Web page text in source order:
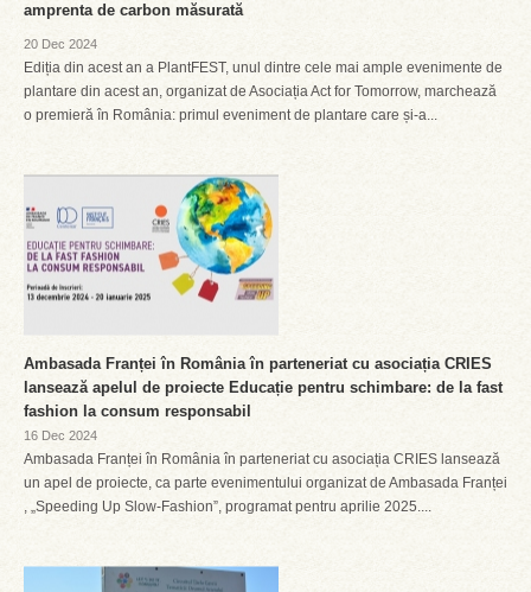
amprenta de carbon măsurată
20 Dec 2024
Ediția din acest an a PlantFEST, unul dintre cele mai ample evenimente de
plantare din acest an, organizat de Asociația Act for Tomorrow, marchează
o premieră în România: primul eveniment de plantare care și-a...
Ambasada Franței în România în parteneriat cu asociația CRIES
lansează apelul de proiecte Educație pentru schimbare: de la fast
fashion la consum responsabil
16 Dec 2024
Ambasada Franței în România în parteneriat cu asociația CRIES lansează
un apel de proiecte, ca parte evenimentului organizat de Ambasada Franței
, „Speeding Up Slow-Fashion”, programat pentru aprilie 2025....